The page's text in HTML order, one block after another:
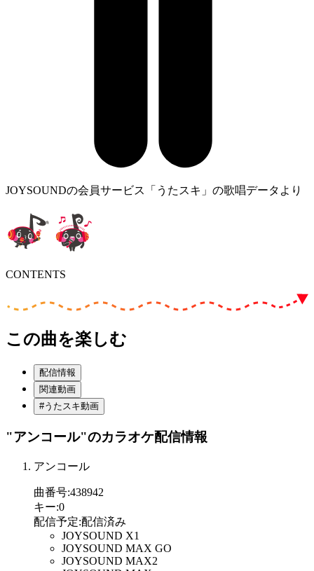
JOYSOUNDの会員サービス「うたスキ」の歌唱データより
CONTENTS
この曲を楽しむ
配信情報
関連動画
#うたスキ動画
"アンコール"のカラオケ配信情報
アンコール
曲番号:438942
キー:0
配信予定:配信済み
JOYSOUND X1
JOYSOUND MAX GO
JOYSOUND MAX2